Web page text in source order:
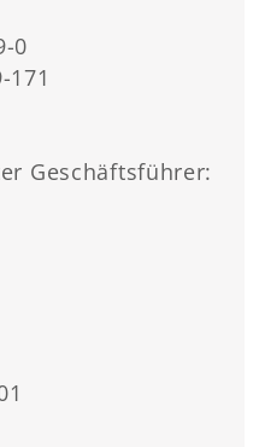
0
171
Geschäftsführer: